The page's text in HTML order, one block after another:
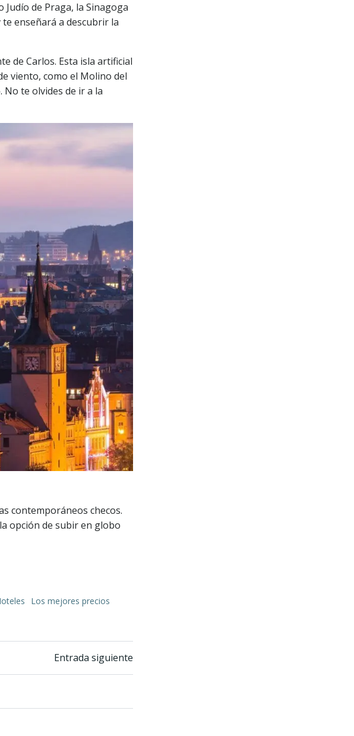
de Praga, la Sinagoga
enseñará a descubrir la
de Carlos. Esta isla artificial
viento, como el Molino del
No te olvides de ir a la
contemporáneos checos.
opción de subir en globo
Los mejores precios
Entrada siguiente